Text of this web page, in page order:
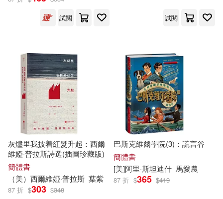
（瑞典）拉格洛夫(18)
（英）柯南·道爾，厲河(17)
中國地圖出版社(16)
韓妵彛(16)
（意）卡爾維諾(16)
（英）C.S.路易斯(16)
BIS(111)
社會科學文獻出版社(110)
ECM(103)
機械工業出版社(98)
崧燁文化(97) 科學出版社(94)
上海人民出版社(89)
免費電子書(4)
其他 (可複選)
現在可購買商品(6078)
作者/演唱/譯/編/繪(5)
價格
範圍
-
試閱
試閱
灰燼里我披着紅髮升起：西爾
維婭·普拉斯詩選(插圖珍藏版)
簡體書
（美）西爾維婭·普拉斯 葉紫
87 折 $303 $348
巴斯克維爾學院(3)：謊言谷
簡體書
[美]阿里·斯坦迪什 馬愛農
87 折 $365 $419